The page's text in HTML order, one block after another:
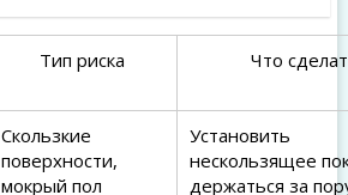
Тип риска Что
Скользкие
поверхности,
мокрый пол
Установить
нескользящее
держаться за